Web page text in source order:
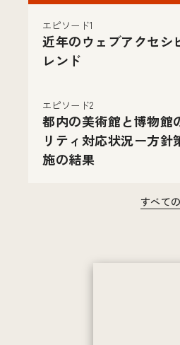
エピソード1
近年のウェブアクセシ
レンド
エピソード2
都内の美術館と博物館
リティ対応状況ー方針
施の結果
すべて